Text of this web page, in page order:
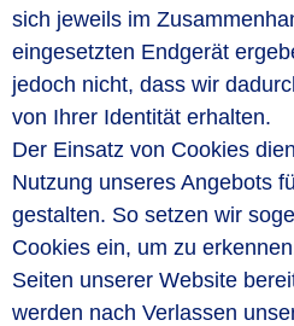
sich jeweils im
eingesetzten Endgerät
jedoch nicht, dass wir
von Ihrer Identität erhalten.
Der Einsatz von Cookies
Nutzung unseres Angebots
gestalten. So setzen wir
Cookies ein, um zu
Seiten unserer Website
werden nach Verlassen